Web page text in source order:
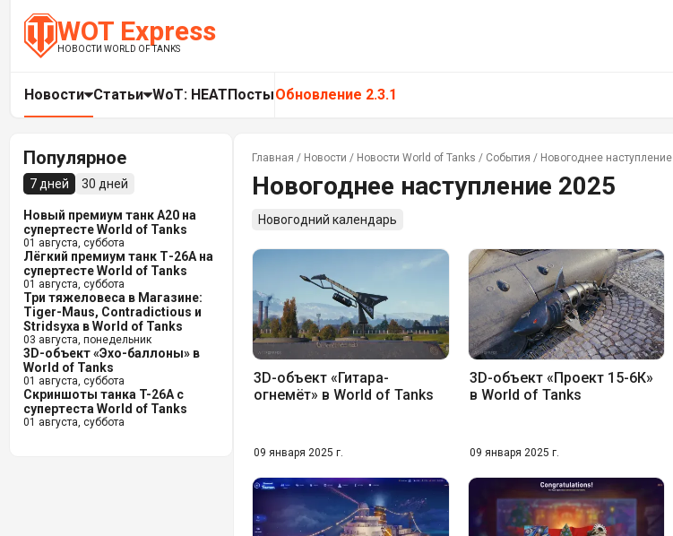
WOT Express
НОВОСТИ WORLD OF TANKS
Новости Статьи WoT: HEATПостыОбновление 2.3.1
Популярное
7 дней 30 дней
Новый премиум танк A20 на
супертесте World of Tanks
01 августа, суббота
Лёгкий премиум танк Т-26А на
супертесте World of Tanks
01 августа, суббота
Три тяжеловеса в Магазине:
Tiger-Maus, Contradictious и
Stridsyxa в World of Tanks
03 августа, понедельник
3D-объект «Эхо-баллоны» в
World of Tanks
01 августа, суббота
Скриншоты танка T-26A с
супертеста World of Tanks
01 августа, суббота
Главная / Новости / Новости World of Tanks / События / Новогоднее наступление
Новогоднее наступление 2025
Новогодний календарь
3D-объект «Гитара-
огнемёт» в World of Tanks
09 января 2025 г.
3D-объект «Проект 15-6К»
в World of Tanks
09 января 2025 г.